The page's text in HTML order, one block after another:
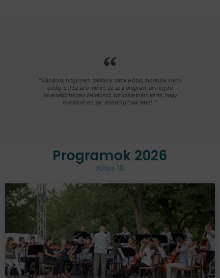
"Sajnálom, hogy nem találtunk rátok előbb, mentünk volna
eddig is :) Ez az a méret, ez az a program, ami egyre
kevesebb helyen fellelhető, azt szeretném kérni, hogy
maradjon ez így, ameddig csak lehet. "
Programok 2026
Július 10.